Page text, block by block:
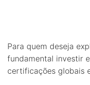
Para quem deseja
fundamental investir
certificações globais